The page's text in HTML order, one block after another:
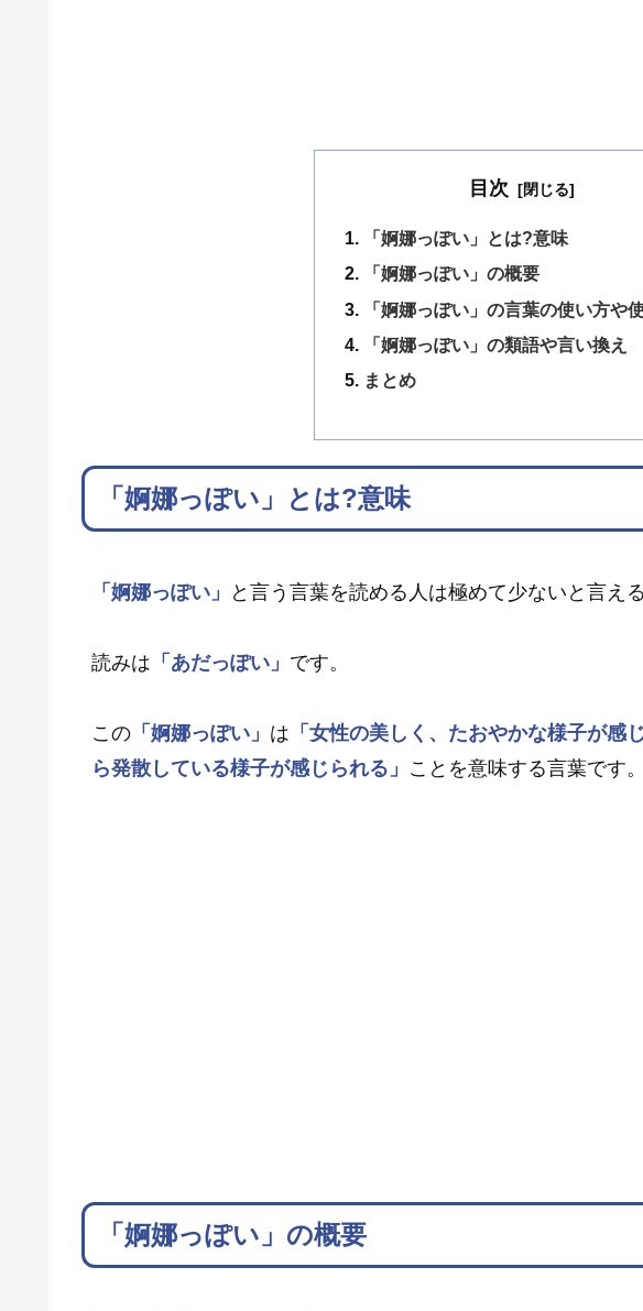
目次
「婀娜っぽい」とは?意味
「婀娜っぽい」の概要
「婀娜っぽい」の言葉の使い方や
「婀娜っぽい」の類語や言い換え
まとめ
「婀娜っぽい」とは?意味
「婀娜っぽい」 と言う言葉を読める人は極めて少ないと言え
読みは 「あだっぽい」 です。
この 「婀娜っぽい」 は 「女性の美しく、たおやかな様子が感
ら発散している様子が感じられる」 ことを意味する言葉です。
「婀娜っぽい」の概要